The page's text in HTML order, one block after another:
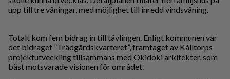
upp till tre våningar, med möjlighet till inredd vindsvåning.
Totalt kom fem bidrag in till tävlingen. Enligt kommunen var
det bidraget ”Trädgårdskvarteret”, framtaget av Kålltorps
projektutveckling tillsammans med Okidoki arkitekter, som
bäst motsvarade visionen för området.